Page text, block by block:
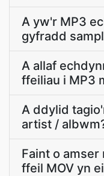
A yw'r MP3
gyfradd
A allaf
ffeiliau i MP3
A ddylid
artist /
Faint o amser
ffeil MOV yn